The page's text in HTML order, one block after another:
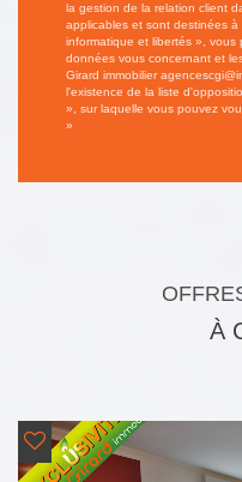
la gestion de la relation client
applicables et sont destinées à
informatique et libertés », vous
données vous concernant et
Girard immobilier
l'existence de la liste
», sur laquelle vous pouvez
»
À